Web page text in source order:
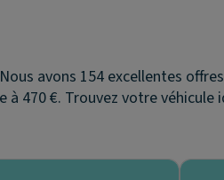
avons 154 excellentes
470 €. Trouvez votre véhicule